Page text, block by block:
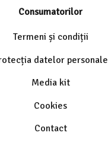
Consumatorilor
Termeni și condiții
datelor personale
Media kit
Cookies
Contact